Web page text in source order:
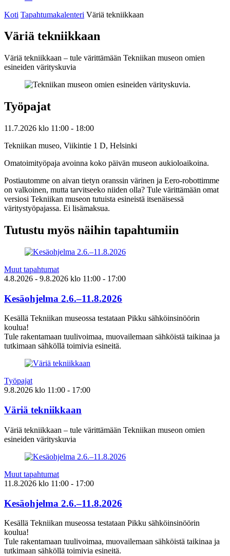
Koti Tapahtumakalenteri Väriä tekniikkaan
Väriä tekniikkaan
Väriä tekniikkaan – tule värittämään Tekniikan museon omien
esineiden värityskuvia
Työpajat
11.7.2026 klo 11:00 - 18:00
Tekniikan museo, Viikintie 1 D, Helsinki
Omatoimityöpaja avoinna koko päivän museon aukioloaikoina.
Postiautomme on aivan tietyn oranssin värinen ja Eero-robottimme
on valkoinen, mutta tarvitseeko niiden olla? Tule värittämään omat
versiosi Tekniikan museon tutuista esineistä itsenäisessä
väritystyöpajassa. Ei lisämaksua.
Tutustu myös näihin tapahtumiin
Muut tapahtumat
4.8.2026 - 9.8.2026 klo 11:00 - 17:00
Kesäohjelma 2.6.–11.8.2026
Kesällä Tekniikan museossa testataan Pikku sähköinsinöörin
koulua!
Tule rakentamaan tuulivoimaa, muovailemaan sähköistä taikinaa ja
tutkimaan sähköllä toimivia esineitä.
Työpajat
9.8.2026 klo 11:00 - 17:00
Väriä tekniikkaan
Väriä tekniikkaan – tule värittämään Tekniikan museon omien
esineiden värityskuvia
Muut tapahtumat
11.8.2026 klo 11:00 - 17:00
Kesäohjelma 2.6.–11.8.2026
Kesällä Tekniikan museossa testataan Pikku sähköinsinöörin
koulua!
Tule rakentamaan tuulivoimaa, muovailemaan sähköistä taikinaa ja
tutkimaan sähköllä toimivia esineitä.